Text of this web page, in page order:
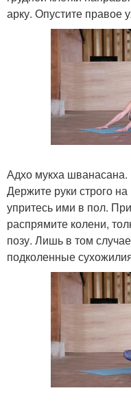
арку. Опустите правое
Адхо мукха шванасана.
Держите руки строго
упритесь ими в пол.
распрямите колени,
позу. Лишь в том
подколенные